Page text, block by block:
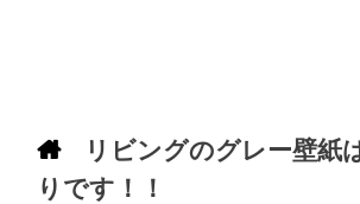
リビングのグレー壁紙
りです！！